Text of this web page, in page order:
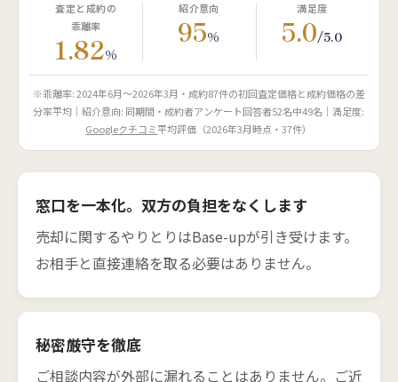
査定と成約の
乖離率
1.82%
紹介意向
95%
満足度
5.0/5.0
※乖離率: 2024年6月〜2026年3月・成約87件の初回査定価格と成約価格の差
分率平均｜紹介意向: 同期間・成約者アンケート回答者52名中49名｜満足度:
Googleクチコミ平均評価（2026年3月時点・37件）
窓口を一本化。双方の負担をなくします
売却に関するやりとりはBase-upが引き受けます。
お相手と直接連絡を取る必要はありません。
秘密厳守を徹底
ご相談内容が外部に漏れることはありません。ご近